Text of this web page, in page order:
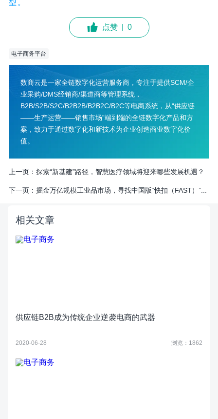
型。
点赞 0
电子商务平台
数商云是一家全链数字化运营服务商，专注于提供SCM/企
业采购/DMS经销商/渠道商等管理系统，
B2B/S2B/S2C/B2B2B/B2B2C/B2C等电商系统，从“供应链
——生产运营——销售市场”端到端的全链数字化产品和方
案，致力于通过数字化和新技术为企业创造商业数字化价
值。
上一页： 探索“新基建”路径，智慧医疗领域将迎来哪些发展机遇？
下一页： 掘金万亿规模工业品市场，寻找中国版“快扣（FAST）”...
相关文章
供应链B2B成为传统企业逆袭电商的武器
2020-06-28 浏览：1862